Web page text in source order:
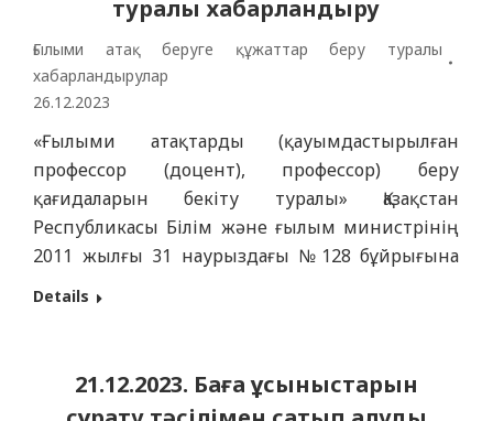
туралы хабарландыру
Ғылыми атақ беруге құжаттар беру туралы
хабарландырулар
26.12.2023
«Ғылыми атақтарды (қауымдастырылған
профессор (доцент), профессор) беру
қағидаларын бекіту туралы» Қазақстан
Республикасы Білім және ғылым министрінің
2011 жылғы 31 наурыздағы №128 бұйрығына
сәйкес толықтырулар мен өзгертулермен
университеті» КеАҚ өтініш беруші туралы
Details
21.12.2023. Баға ұсыныстарын